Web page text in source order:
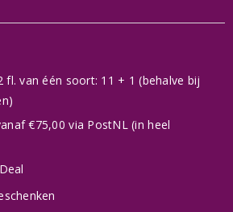
van één soort: 11 + 1 (behalve bij
€75,00 via PostNL (in heel